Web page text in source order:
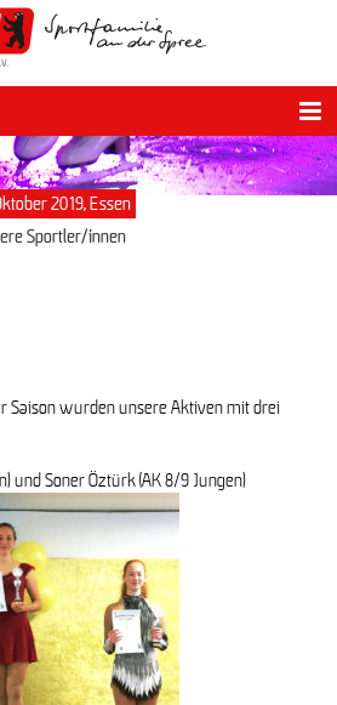
2019, Essen
Sportler/innen
Saison wurden unsere Aktiven mit drei
und Soner Öztürk (AK 8/9 Jungen)